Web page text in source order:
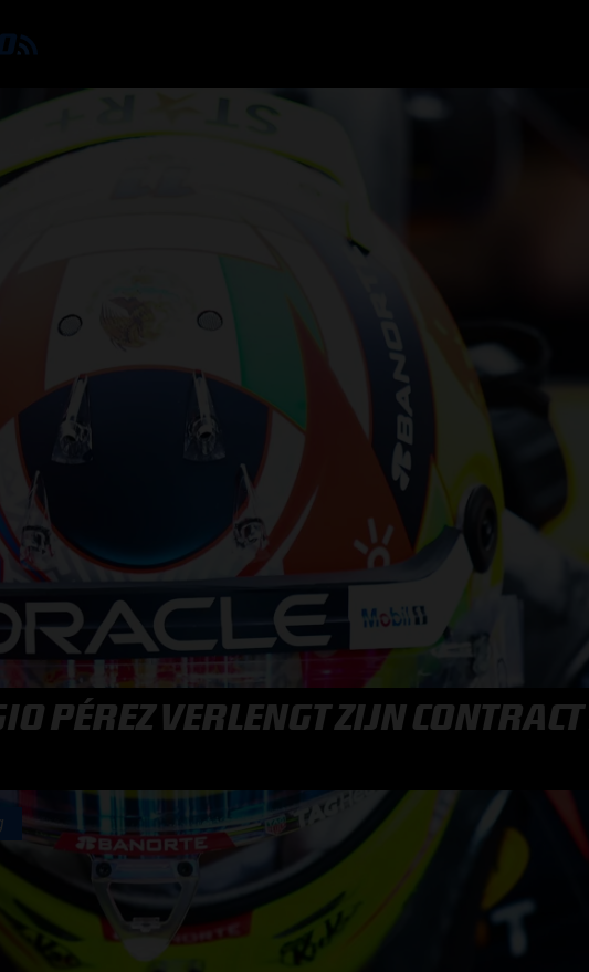
PÉREZ VERLENGT ZIJN
F1 KWALIFICATIES
F1 RACES
F1 KALENDER
F1 COUREURS KAMPIOENSCHAP
F1 TEAMS KAMPIOENSCHAP
MAX VERSTAPPEN
RACE GEMIST
NEEM CONTACT OP